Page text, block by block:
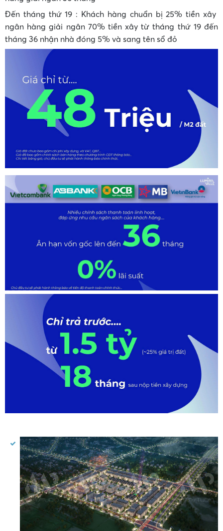
Đến tháng thứ 19 : Khách hàng chuẩn bị 25% tiền xây
ngân hàng giải ngân 70% tiền xây từ tháng thứ 19 đến
tháng 36 nhận nhà đóng 5% và sang tên sổ đỏ